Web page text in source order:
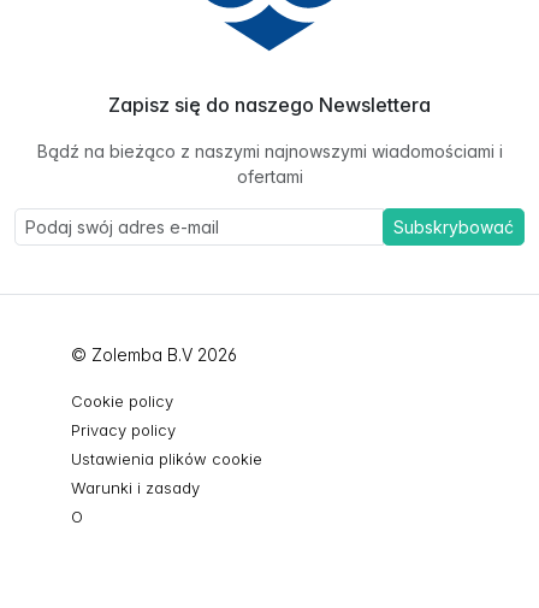
Zapisz się do naszego Newslettera
Bądź na bieżąco z naszymi najnowszymi wiadomościami i
ofertami
Subskrybować
© Zolemba B.V 2026
Cookie policy
Privacy policy
Ustawienia plików cookie
Warunki i zasady
O